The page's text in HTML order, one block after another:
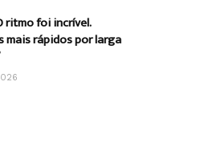
ritmo foi incrível.
mais rápidos por larga